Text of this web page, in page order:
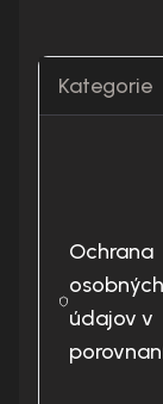
Kategorie
Ochrana
osobných
údajov v